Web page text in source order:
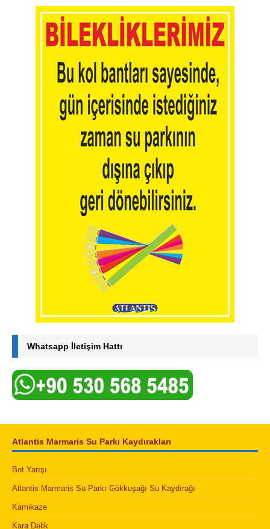
Whatsapp İletişim Hattı
Atlantis Marmaris Su Parkı Kaydırakları
Bot Yarışı
Atlantis Marmaris Su Parkı Gökkuşağı Su Kaydırağı
Kamikaze
Kara Delik